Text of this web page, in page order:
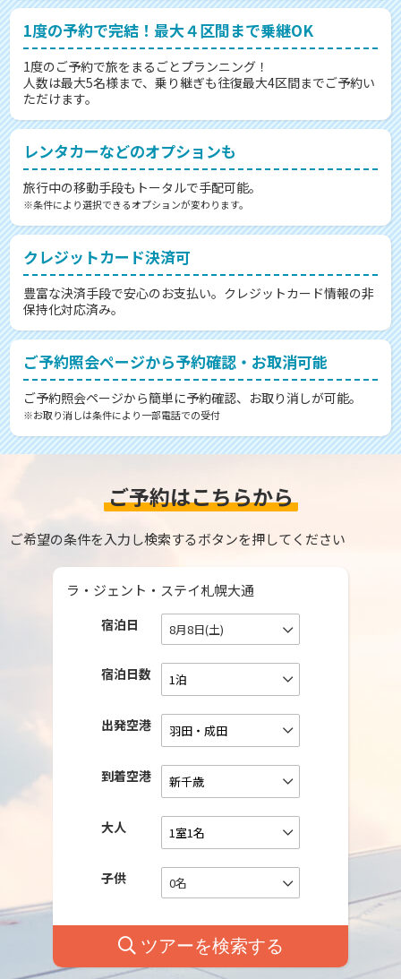
1度の予約で完結！最大４区間まで乗継OK
1度のご予約で旅をまるごとプランニング！
人数は最大5名様まで、乗り継ぎも往復最大4区間までご予約い
ただけます。
レンタカーなどのオプションも
旅行中の移動手段もトータルで手配可能。
※条件により選択できるオプションが変わります。
クレジットカード決済可
豊富な決済手段で安心のお支払い。クレジットカード情報の非
保持化対応済み。
ご予約照会ページから予約確認・お取消可能
ご予約照会ページから簡単に予約確認、お取り消しが可能。
※お取り消しは条件により一部電話での受付
ご予約はこちらから
ご希望の条件を入力し検索するボタンを押してください
ラ・ジェント・ステイ札幌大通
宿泊日 8月8日(土)
宿泊日数
出発空港
到着空港
大人
子供 0名